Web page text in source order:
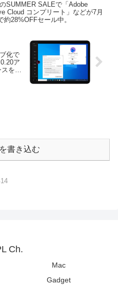
SUMMER SALEで「Adobe
Cloud コンプリート」などが7月
約28%OFFセール中。
化で
ア
を向
書き込む
Ch.
Mac
Gadget